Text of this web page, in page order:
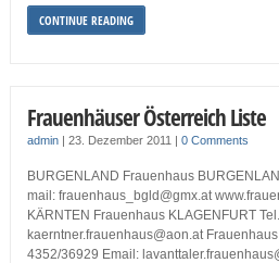
CONTINUE READING
Frauenhäuser Österreich Liste
admin| 23. Dezember 2011 | 0 Comments
BURGENLAND Frauenhaus
mail: frauenhaus_bgld@gmx.at
KÄRNTEN Frauenhaus KLAGENFURT
kaerntner.frauenhaus@aon.at Frauenhaus
4352/36929 Email: